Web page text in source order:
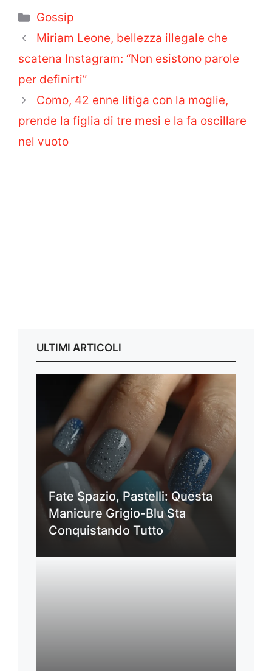
Categorie
Gossip
Miriam Leone, bellezza illegale che
scatena Instagram: “Non esistono parole
per definirti”
Como, 42 enne litiga con la moglie,
prende la figlia di tre mesi e la fa oscillare
nel vuoto
ULTIMI ARTICOLI
Fate Spazio, Pastelli: Questa
Manicure Grigio-Blu Sta
Conquistando Tutto